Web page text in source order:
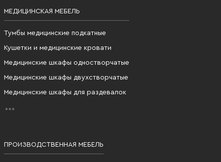
МЕДИЦИНСКАЯ МЕБЕЛЬ
Тумбы медицинские подкатные
Кушетки и медицинские кровати
Медицинские шкафы одностворчатые
Медицинские шкафы двухстворчатые
Медицинские шкафы для раздевалок
ПРОИЗВОДСТВЕННАЯ МЕБЕЛЬ